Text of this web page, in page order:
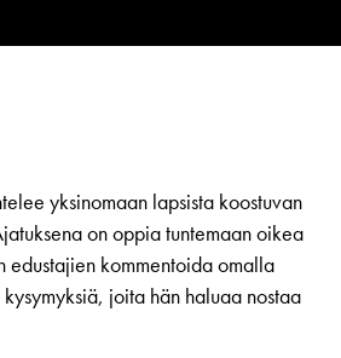
yksinomaan lapsista koostuvan
on oppia tuntemaan oikea
edustajien kommentoida omalla
joita hän haluaa nostaa